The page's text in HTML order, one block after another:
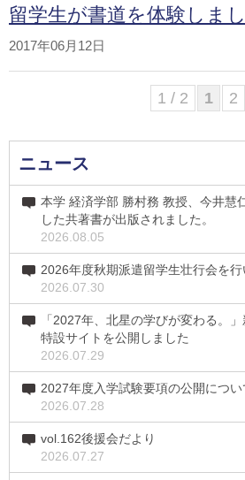
留学生が書道を体験しま
2017年06月12日
1 / 2 1 2
ニュース
本学 経済学部 勝村務 教授、今井慧
した共著書が出版されました。
2026.08.05
2026年度秋期派遣留学生壮行会を行
2026.07.30
「2027年、北星の学びが変わる。
特設サイトを公開しました
2026.07.29
2027年度入学試験要項の公開につい
2026.07.28
vol.162後援会だより
2026.07.27